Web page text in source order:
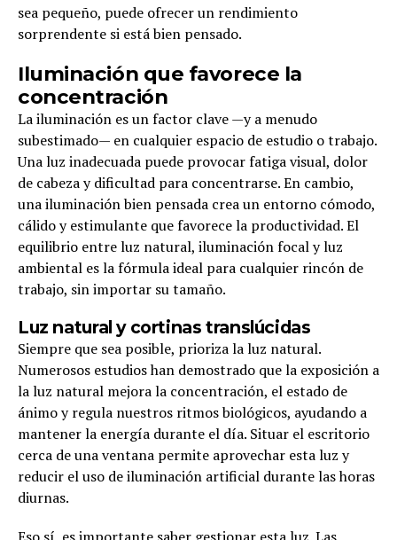
sea pequeño, puede ofrecer un rendimiento
sorprendente si está bien pensado.
Iluminación que favorece la
concentración
La iluminación es un factor clave —y a menudo
subestimado— en cualquier espacio de estudio o trabajo.
Una luz inadecuada puede provocar fatiga visual, dolor
de cabeza y dificultad para concentrarse. En cambio,
una iluminación bien pensada crea un entorno cómodo,
cálido y estimulante que favorece la productividad. El
equilibrio entre luz natural, iluminación focal y luz
ambiental es la fórmula ideal para cualquier rincón de
trabajo, sin importar su tamaño.
Luz natural y cortinas translúcidas
Siempre que sea posible, prioriza la luz natural.
Numerosos estudios han demostrado que la exposición a
la luz natural mejora la concentración, el estado de
ánimo y regula nuestros ritmos biológicos, ayudando a
mantener la energía durante el día. Situar el escritorio
cerca de una ventana permite aprovechar esta luz y
reducir el uso de iluminación artificial durante las horas
diurnas.